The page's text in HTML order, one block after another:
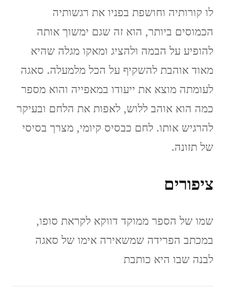
לו קורותיה וחושפת בפניו את רגשותיה
הכמוסים ביותר, הוא זה שגם ימשוך אותה
להופיע על הבמה ולהציג ומאקו מגלה שהיא
מאוד אוהבת להשקיף על הכל מלמעלה. סאגה
לעומתה מוצא את ייעודו במאפייה והוא מספר
כמה הוא אוהב ללוש, לאפות את הלחם ובעיקר
להרגיש אותו. לחם כבסיס קיומי, מצרך בסיסי
של תזונה.
ציפורים
שמו של הספר ממוקד דווקא לקראת סופו,
במכתב הפרידה שמשאירה אימו של סאגה
לבנה שבו היא כותבת